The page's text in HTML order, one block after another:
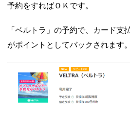
予約をすればＯＫです。
「ベルトラ」の予約で、カード支
がポイントとしてバックされます。